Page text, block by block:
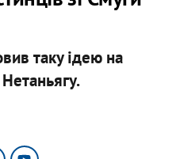
таку ідею на